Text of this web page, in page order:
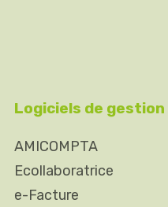
Logiciels de gestion
AMICOMPTA
Ecollaboratrice
e-Facture